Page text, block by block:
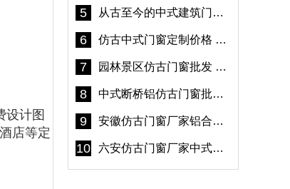
设计图
店等定
5 从古至今的中式建筑门窗到底有多美「冠墅阳光」
6 仿古中式门窗定制价格 铝合金仿古门窗报价
7 园林景区仿古门窗批发 铝合金仿古门窗采购-冠墅阳光
8 中式断桥铝仿古门窗批发 冠墅阳光仿古门窗 6000平米实体工厂
9 安徽仿古门窗厂家铝合金仿古门窗批发 免费设计出货快
10 六安仿古门窗厂家中式仿古门窗制作 6000平米源头厂家